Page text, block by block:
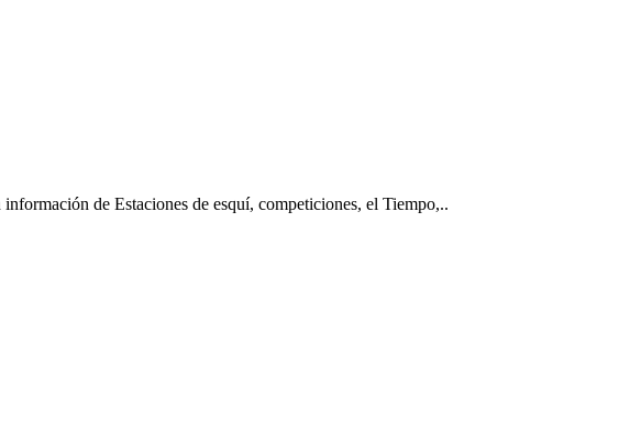
de Estaciones de esquí, competiciones, el Tiempo,..